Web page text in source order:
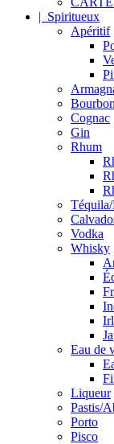
| Spiritueux
Apéritif
Bourbon
Cognac
Gin
Rhum
Vodka
Whisky
Eau de
Liqueur
Pastis/
Porto
Pisco